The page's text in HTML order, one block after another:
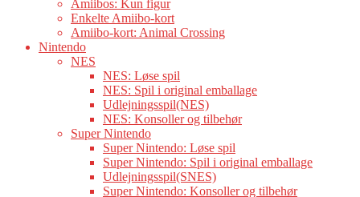
Amiibos: Kun figur
Enkelte Amiibo-kort
Amiibo-kort: Animal Crossing
Nintendo
NES
NES: Løse spil
NES: Spil i original emballage
Udlejningsspil(NES)
NES: Konsoller og tilbehør
Super Nintendo
Super Nintendo: Løse spil
Super Nintendo: Spil i original emballage
Udlejningsspil(SNES)
Super Nintendo: Konsoller og tilbehør